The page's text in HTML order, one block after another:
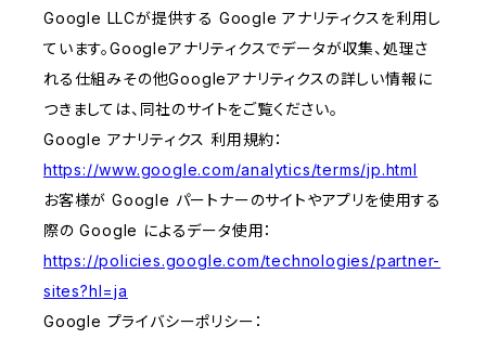
Google LLCが提供する Google アナリティクスを利用し
ています。Googleアナリティクスでデータが収集、処理さ
れる仕組みその他Googleアナリティクスの詳しい情報に
つきましては、同社のサイトをご覧ください。
Google アナリティクス 利用規約：
https://www.google.com/analytics/terms/jp.html
お客様が Google パートナーのサイトやアプリを使用する
際の Google によるデータ使用：
https://policies.google.com/technologies/partner-
sites?hl=ja
Google プライバシーポリシー：